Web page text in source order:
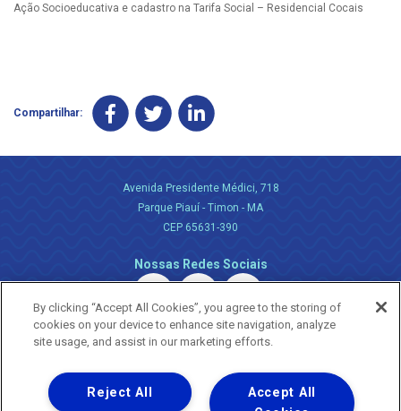
Ação Socioeducativa e cadastro na Tarifa Social – Residencial Cocais
Compartilhar:
Avenida Presidente Médici, 718
Parque Piauí - Timon - MA
CEP 65631-390
Nossas Redes Sociais
Uma empresa
Copyright ® 2026 - Todos os Direitos Reservados.
By clicking “Accept All Cookies”, you agree to the storing of
cookies on your device to enhance site navigation, analyze
site usage, and assist in our marketing efforts.
Accept All
Reject All